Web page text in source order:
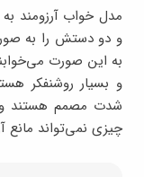
مدل خواب آرزومند
و دو دستش را به
به این صورت
و بسیار روشنفکر
شدت مصمم هستند و
چیزی نمی‌تواند مانع